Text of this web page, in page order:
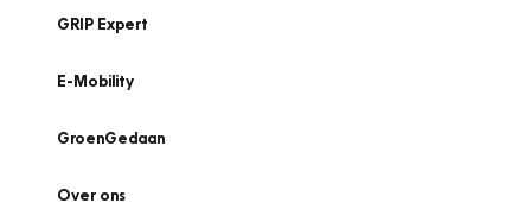
GRIP Expert
E-Mobility
GroenGedaan
Over ons